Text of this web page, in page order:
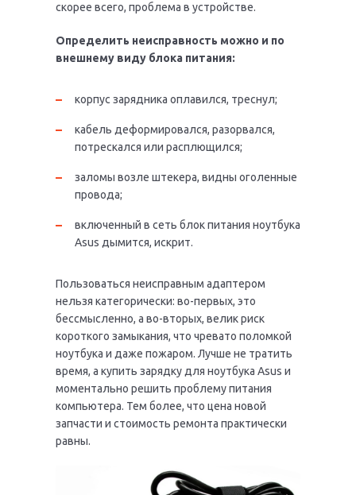
скорее всего, проблема в устройстве.
Определить неисправность можно и по
внешнему виду блока питания:
корпус зарядника оплавился, треснул;
кабель деформировался, разорвался,
потрескался или расплющился;
заломы возле штекера, видны оголенные
провода;
включенный в сеть блок питания ноутбука
Asus дымится, искрит.
Пользоваться неисправным адаптером
нельзя категорически: во-первых, это
бессмысленно, а во-вторых, велик риск
короткого замыкания, что чревато поломкой
ноутбука и даже пожаром. Лучше не тратить
время, а купить зарядку для ноутбука Asus и
моментально решить проблему питания
компьютера. Тем более, что цена новой
запчасти и стоимость ремонта практически
равны.